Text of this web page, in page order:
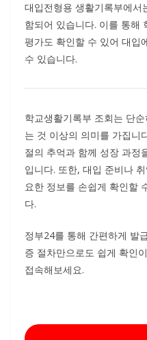
대입전형용 생활기록부에서
함되어 있습니다. 이를 통해
평가도 확인할 수 있어 대입
수 있습니다.
학교생활기록부 조회는 단
는 것 이상의 의미를 가집니
절의 추억과 함께 성장 과정
입니다. 또한, 대입 준비나
요한 정보를 손쉽게 확인할
다.
정부24를 통해 간편하게 발
증 절차만으로도 쉽게 확인
접속해보세요.